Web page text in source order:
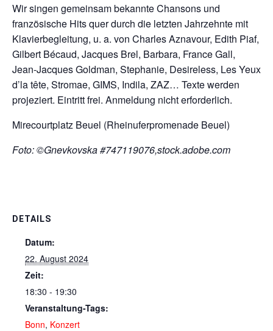
Wir singen gemeinsam bekannte Chansons und
französische Hits quer durch die letzten Jahrzehnte mit
Klavierbegleitung, u. a. von Charles Aznavour, Edith Piaf,
Gilbert Bécaud, Jacques Brel, Barbara, France Gall,
Jean-Jacques Goldman, Stephanie, Desireless, Les Yeux
d’la tête, Stromae, GIMS, Indila, ZAZ… Texte werden
projeziert. Eintritt frei. Anmeldung nicht erforderlich.
Mirecourtplatz Beuel (Rheinuferpromenade Beuel)
Foto: ©Gnevkovska #747119076,stock.adobe.com
DETAILS
Datum:
22. August 2024
Zeit:
18:30 - 19:30
Veranstaltung-Tags:
Bonn, Konzert